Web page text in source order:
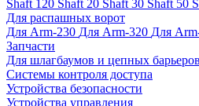
Shaft 120 Shaft 20 Shaft 30 Shaft 50
Для распашных ворот
Для Arm-230 Для Arm-320 Для
Запчасти
Для шлагбаумов и цепных барьеров
Системы контроля доступа
Устройства безопасности
Устройства управления